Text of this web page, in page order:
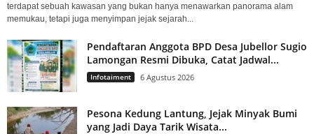
terdapat sebuah kawasan yang bukan hanya menawarkan panorama alam
memukau, tetapi juga menyimpan jejak sejarah...
Pendaftaran Anggota BPD Desa Jubellor Sugio
Lamongan Resmi Dibuka, Catat Jadwal...
Infotaiment 6 Agustus 2026
Pesona Kedung Lantung, Jejak Minyak Bumi
yang Jadi Daya Tarik Wisata...